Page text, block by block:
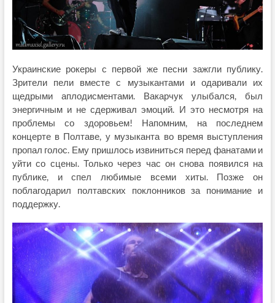
Украинские рокеры с первой же песни зажгли публику.
Зрители пели вместе с музыкантами и одаривали их
щедрыми аплодисментами. Вакарчук улыбался, был
энергичным и не сдерживал эмоций. И это несмотря на
проблемы со здоровьем! Напомним, на последнем
концерте в Полтаве, у музыканта во время выступления
пропал голос. Ему пришлось извиниться перед фанатами и
уйти со сцены. Только через час он снова появился на
публике, и спел любимые всеми хиты. Позже он
поблагодарил полтавских поклонников за понимание и
поддержку.